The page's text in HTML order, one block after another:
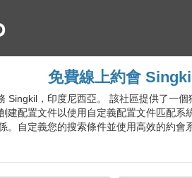
免費線上約會
Singkil，印度尼西亞。 該社區提供了一
建配置文件以使用自定義配置文件匹配
。自定義您的搜索條件並使用高效的約